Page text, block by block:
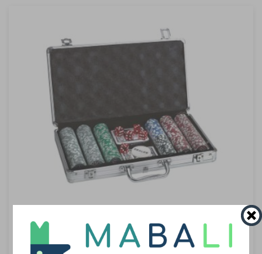
ערכת פוקר כוללת 300 צ'יפים כבדים